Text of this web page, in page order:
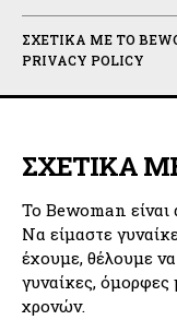
ΣΧΕΤΙΚΆ ΜΕ ΤΟ
PRIVACY POLICY
ΣΧΕΤΙΚΑ
Το Bewoman
Να είμαστε
έχουμε, θέλουμε
γυναίκες, όμορφες
χρονών.